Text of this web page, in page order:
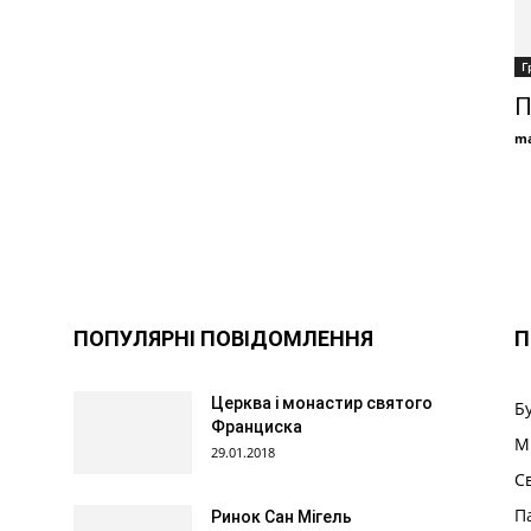
ПОПУЛЯРНІ ПОВІДОМЛЕННЯ
Церква і монастир святого
Франциска
29.01.2018
Ринок Сан Мігель